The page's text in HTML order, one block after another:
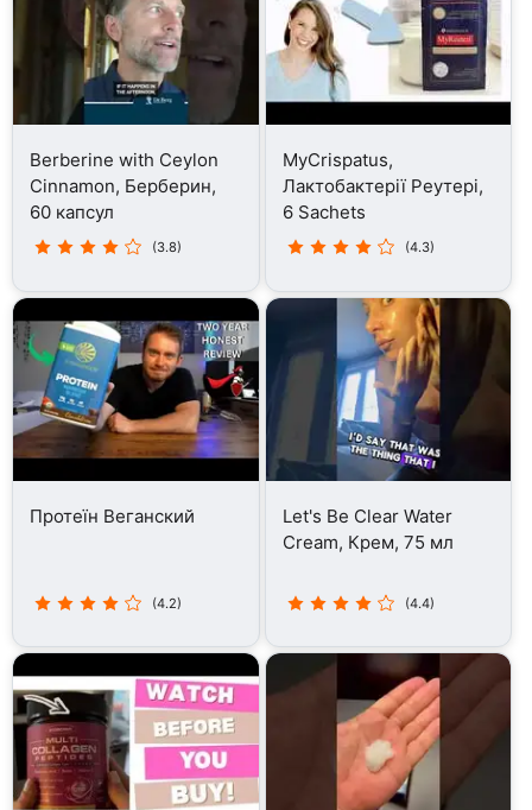
Berberine with Ceylon
Cinnamon, Берберин,
60 капсул
(3.8)
MyCrispatus,
Лактобактерії Реутері,
6 Sachets
(4.3)
Протеїн Веганский
(4.2)
Let's Be Clear Water
Cream, Крем, 75 мл
(4.4)